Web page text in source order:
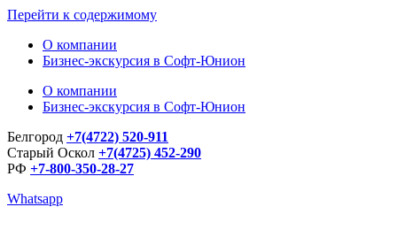
Перейти к содержимому
О компании
Бизнес-экскурсия в Софт-Юнион
О компании
Бизнес-экскурсия в Софт-Юнион
Белгород +7(4722) 520-911
Старый Оскол +7(4725) 452-290
РФ +7-800-350-28-27
Whatsapp